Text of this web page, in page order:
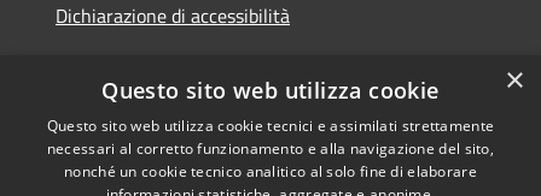
Dichiarazione di accessibilità
RSS
Accessibilità
Copyright © 2026 • Comune di
Monserrato • Powered by
×
Questo sito web utilizza cookie
Questo sito web utilizza cookie tecnici e assimilati strettamente
necessari al corretto funzionamento e alla navigazione del sito,
nonché un cookie tecnico analitico al solo fine di elaborare